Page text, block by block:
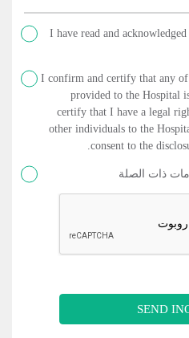
I have read and acknowledged
I confirm and certify that any
provided to the Hospital
certify that I have a legal
other individuals to the
consent to the
ذات الصلة
SEND